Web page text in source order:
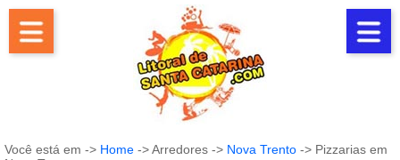
Você está em -> Home -> Arredores -> Nova Trento -> Pizzarias em